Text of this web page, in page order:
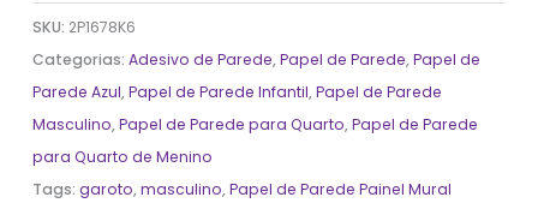
SKU: 2P1678K6
Categorias:Adesivo de Parede,Papel de Parede,Papel de
Parede Azul,Papel de Parede Infantil,Papel de Parede
Masculino,Papel de Parede para Quarto,Papel de Parede
para Quarto de Menino
Tags:garoto,masculino,Papel de Parede Painel Mural